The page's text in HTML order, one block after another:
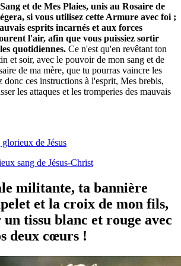
et de Mes Plaies, unis au Rosaire de
si vous utilisez cette Armure avec foi ;
esprits incarnés et aux forces
l'air, afin que vous puissiez sortir
quotidiennes. Ce n'est qu'en revêtant ton
et soir, avec le pouvoir de mon sang et de
de ma mère, que tu pourras vaincre les
donc ces instructions à l'esprit, Mes brebis,
les attaques et les tromperies des mauvais
de Jésus
sang de Jésus-Christ
militante, ta bannière
et la croix de mon fils,
tissu blanc et rouge avec
deux cœurs !